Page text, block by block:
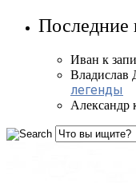
Последние
Иван к
Владислав
легенды
Александр